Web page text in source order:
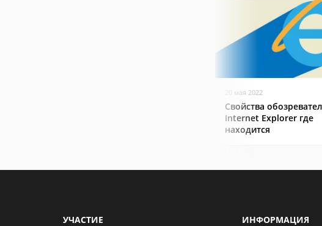
20 мая 2022
Свойства
Internet Explorer где
находится
УЧАСТИЕ ИНФОРМАЦИЯ